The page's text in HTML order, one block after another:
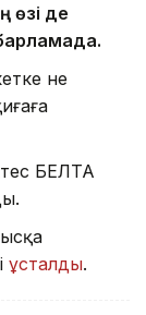
өзі де
не
БЕЛТА
ұсталды.